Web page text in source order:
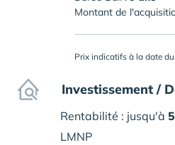
Montant de
Prix indicatifs à la date
Investissement /
Rentabilité : jusqu'à
LMNP